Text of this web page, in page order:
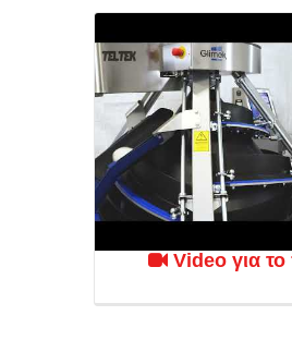
Αναλώσιμα
Συσκευές
Ποιοτικού
Ελέγχου
Μεταχειρισμένα
Μηχανήματα
Video για το